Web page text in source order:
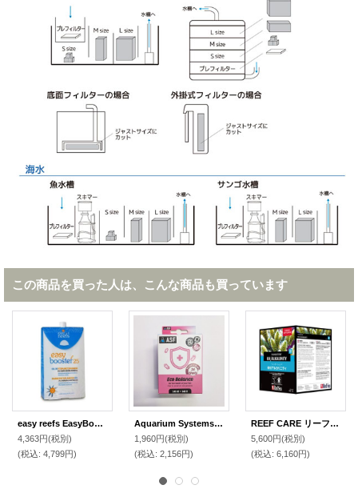
この商品を買った人は、こんな商品も買っています
easy reefs EasyBooster25 植物性プランクトン（250ml)
4,363円(税別)
(税込: 4,799円)
Aquarium Systems エコバランス アンプル240ml
1,960円(税別)
(税込: 2,156円)
REEF CARE リーフファンデーションB 1Kg(パウダー状)
5,600円(税別)
(税込: 6,160円)